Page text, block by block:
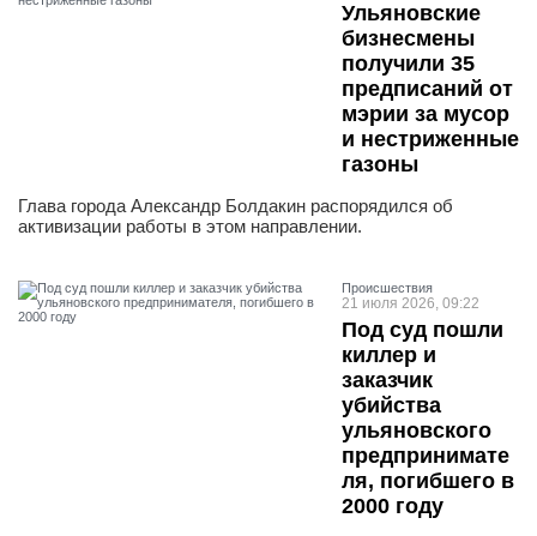
Ульяновские
бизнесмены
получили 35
предписаний от
мэрии за мусор
и нестриженные
газоны
Глава города Александр Болдакин распорядился об
активизации работы в этом направлении.
Проиcшествия
21 июля 2026, 09:22
Под суд пошли
киллер и
заказчик
убийства
ульяновского
предпринимате
ля, погибшего в
2000 году